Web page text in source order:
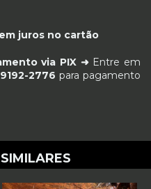
juros no cartão
via PIX ➜ Entre em
2776 para pagamento